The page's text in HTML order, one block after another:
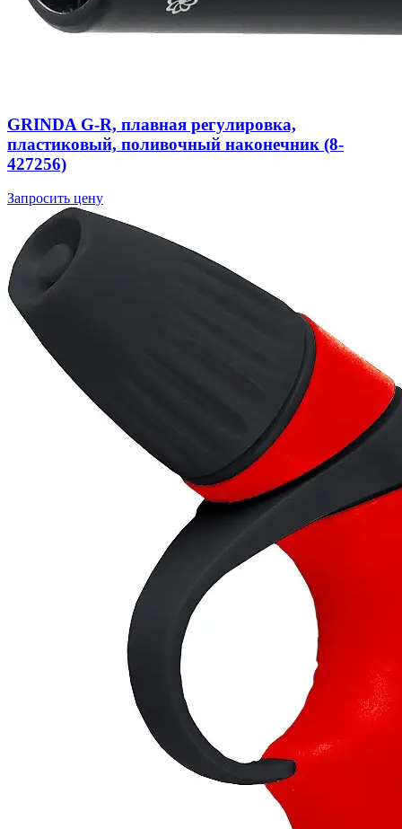
GRINDA G-R, плавная регулировка,
пластиковый, поливочный наконечник (8-
427256)
Запросить цену